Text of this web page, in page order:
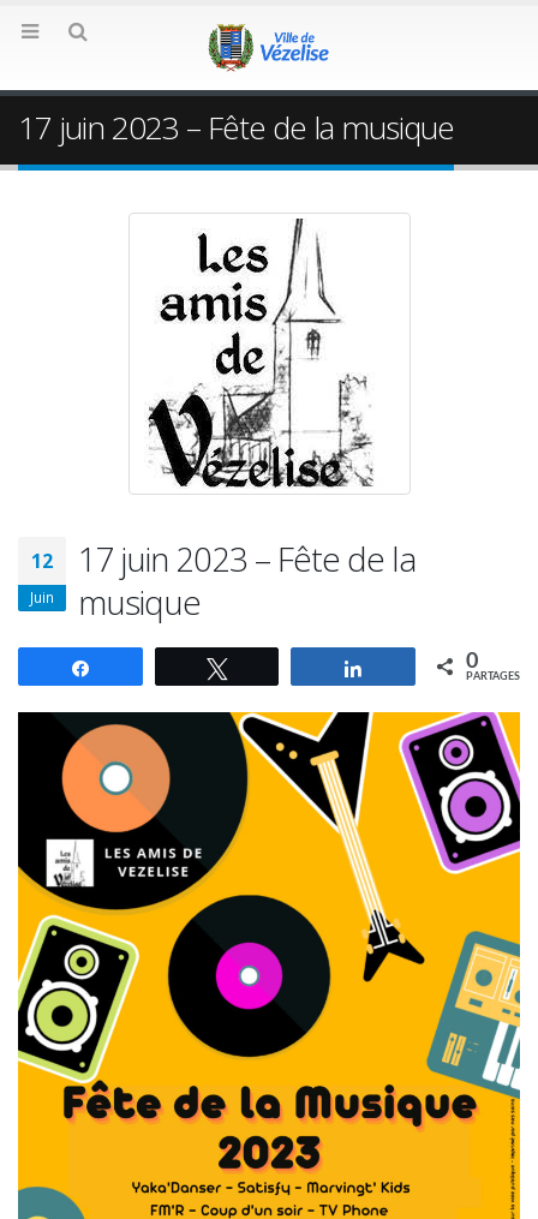
17 juin 2023 – Fête de la musique
12
Juin
17 juin 2023 – Fête de la
musique
Partagez 0
PARTAGES